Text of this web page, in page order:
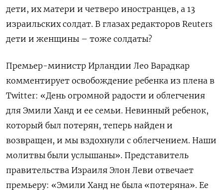
дети, их матери и четверо иностранцев, а 13
израильских солдат. В глазах редакторов Reuters
дети и женщины – тоже солдаты?
Премьер-министр Ирландии Лео Варадкар
комментирует освобождение ребенка из плена в
Twitter: «День огромной радости и облегчения
для Эмили Ханд и ее семьи. Невинный ребенок,
который был потерян, теперь найден и
возвращен, и мы вздохнули с облегчением. Наши
молитвы были услышаны». Представитель
правительства Израиля Элон Леви отвечает
премьеру: «Эмили Ханд не была «потеряна». Ее